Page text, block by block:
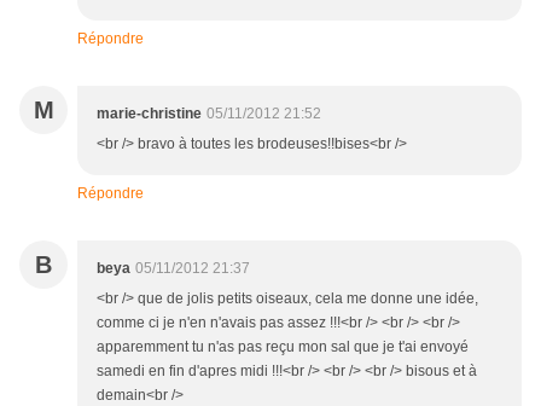
Répondre
M marie-christine 05/11/2012 21:52
<br /> bravo à toutes les brodeuses!!bises<br />
Répondre
B beya 05/11/2012 21:37
<br /> que de jolis petits oiseaux, cela me donne une idée,
comme ci je n'en n'avais pas assez !!!<br /> <br /> <br />
apparemment tu n'as pas reçu mon sal que je t'ai envoyé
samedi en fin d'apres midi !!!<br /> <br /> <br /> bisous et à
demain<br />